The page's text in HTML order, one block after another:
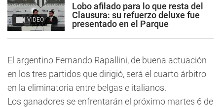
VIDEO
Lobo afilado para lo que resta del
Clausura: su refuerzo deluxe fue
presentado en el Parque
El argentino Fernando Rapallini, de buena actuación
en los tres partidos que dirigió, será el cuarto árbitro
en la eliminatoria entre belgas e italianos.
Los ganadores se enfrentarán el próximo martes 6 de